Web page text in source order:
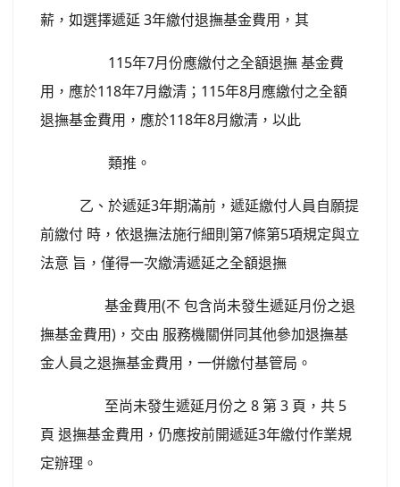
薪，如選擇遞延 3年繳付退撫基金費用，其
115年7月份應繳付之全額退撫 基金費
用，應於118年7月繳清；115年8月應繳付之全額
退撫基金費用，應於118年8月繳清，以此
類推。
乙、於遞延3年期滿前，遞延繳付人員自願提
前繳付 時，依退撫法施行細則第7條第5項規定與立
法意 旨，僅得一次繳清遞延之全額退撫
基金費用(不 包含尚未發生遞延月份之退
撫基金費用)，交由 服務機關併同其他參加退撫基
金人員之退撫基金費用，一併繳付基管局。
至尚未發生遞延月份之 8 第 3 頁，共 5
頁 退撫基金費用，仍應按前開遞延3年繳付作業規
定辦理。